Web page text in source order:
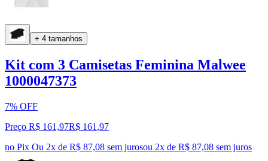
+ 4 tamanhos
Kit com 3 Camisetas Feminina Malwee
1000047373
7% OFF
Preço R$ 161,97R$ 161 ,97
no Pix Ou 2x de R$ 87,08 sem jurosou 2x de R$ 87,08 sem juros